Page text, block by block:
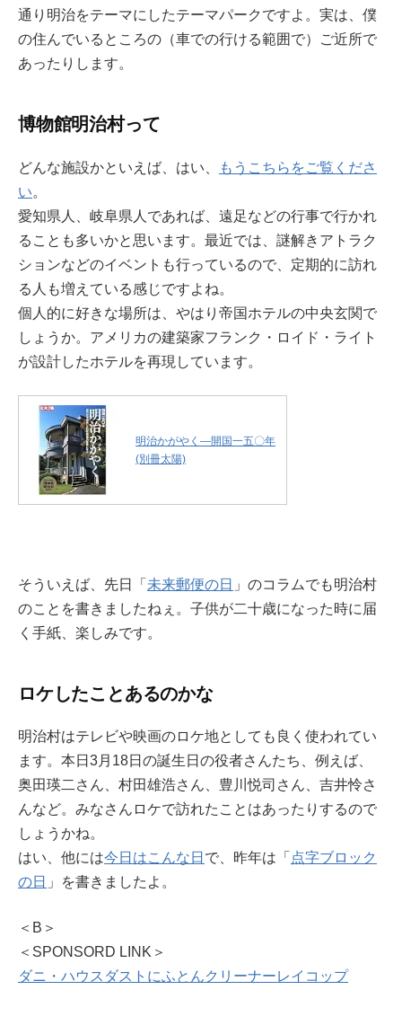
通り明治をテーマにしたテーマパークですよ。実は、僕
の住んでいるところの（車での行ける範囲で）ご近所で
あったりします。
博物館明治村って
どんな施設かといえば、はい、
もうこちらをご覧くださ
い。
愛知県人、岐阜県人であれば、遠足などの行事で行かれ
ることも多いかと思います。最近では、謎解きアトラク
ションなどのイベントも行っているので、定期的に訪れ
る人も増えている感じですよね。
個人的に好きな場所は、やはり帝国ホテルの中央玄関で
しょうか。アメリカの建築家フランク・ロイド・ライト
が設計したホテルを再現しています。
明治かがやく―開国一五〇年
(別冊太陽)
そういえば、先日「 未来郵便の日 」のコラムでも明治村
のことを書きましたねぇ。子供が二十歳になった時に届
く手紙、楽しみです。
ロケしたことあるのかな
明治村はテレビや映画のロケ地としても良く使われてい
ます。本日3月18日の誕生日の役者さんたち、例えば、
奥田瑛二さん、村田雄浩さん、豊川悦司さん、吉井怜さ
んなど。みなさんロケで訪れたことはあったりするので
しょうかね。
はい、他には今日はこんな日 で、昨年は「 点字ブロック
の日 」を書きましたよ。
＜B＞
＜SPONSORD LINK＞
ダニ・ハウスダストにふとんクリーナーレイコップ